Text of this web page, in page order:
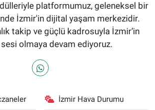
platformumuz, geleneksel bir
İzmir'in dijital yaşam merkezidir.
takip ve güçlü kadrosuyla İzmir’in
olmaya devam ediyoruz.
İzmir Hava Durumu